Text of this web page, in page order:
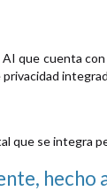
que cuenta
que se
hecho